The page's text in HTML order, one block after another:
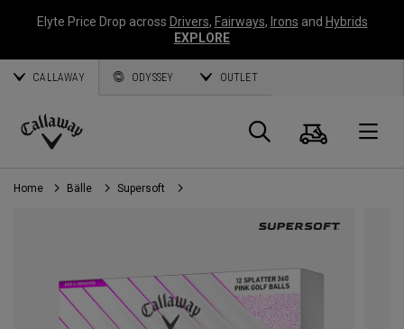
Elyte Price Drop across Drivers, Fairways, Irons and Hybrids
EXPLORE
CALLAWAY ODYSSEY OUTLET
Callaway
Golf
Suche
Home Bälle Supersoft